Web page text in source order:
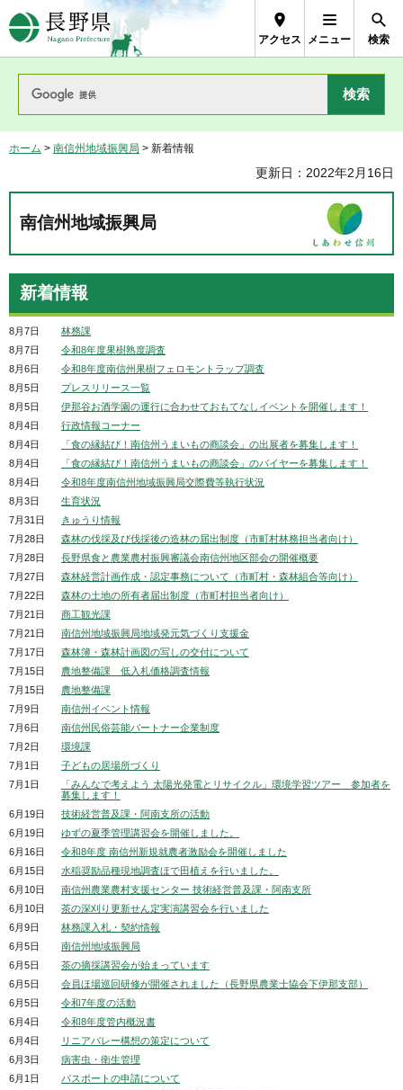
長野県Nagano Prefecture
アクセス メニュー 検索
ホーム > 南信州地域振興局 > 新着情報
更新日：2022年2月16日
南信州地域振興局
新着情報
8月7日
林務課
8月7日
令和8年度果樹熟度調査
8月6日
令和8年度南信州果樹フェロモントラップ調査
8月5日
プレスリリース一覧
8月5日
伊那谷お酒学園の運行に合わせておもてなしイベントを開催します！
8月4日
行政情報コーナー
8月4日
「食の縁結び！南信州うまいもの商談会」の出展者を募集します！
8月4日
「食の縁結び！南信州うまいもの商談会」のバイヤーを募集します！
8月4日
令和8年度南信州地域振興局交際費等執行状況
8月3日
生育状況
7月31日
きゅうり情報
7月28日
森林の伐採及び伐採後の造林の届出制度（市町村林務担当者向け）
7月28日
長野県食と農業農村振興審議会南信州地区部会の開催概要
7月27日
森林経営計画作成・認定事務について（市町村・森林組合等向け）
7月22日
森林の土地の所有者届出制度（市町村担当者向け）
7月21日
商工観光課
7月21日
南信州地域振興局地域発元気づくり支援金
7月17日
森林簿・森林計画図の写しの交付について
7月15日
農地整備課 低入札価格調査情報
7月15日
農地整備課
7月9日
南信州イベント情報
7月6日
南信州民俗芸能パートナー企業制度
7月2日
環境課
7月1日
子どもの居場所づくり
7月1日
「みんなで考えよう 太陽光発電とリサイクル」環境学習ツアー 参加者を
募集します！
6月19日
技術経営普及課・阿南支所の活動
6月19日
ゆずの夏季管理講習会を開催しました。
6月16日
令和8年度 南信州新規就農者激励会を開催しました
6月15日
水稲奨励品種現地調査ほで田植えを行いました。
6月10日
南信州農業農村支援センター 技術経営普及課・阿南支所
6月10日
茶の深刈り更新せん定実演講習会を行いました
6月9日
林務課入札・契約情報
6月5日
南信州地域振興局
6月5日
茶の摘採講習会が始まっています
6月5日
会員ほ場巡回研修が開催されました（長野県農業士協会下伊那支部）
6月5日
令和7年度の活動
6月4日
令和8年度管内概況書
6月4日
リニアバレー構想の策定について
6月3日
病害虫・衛生管理
6月1日
パスポートの申請について